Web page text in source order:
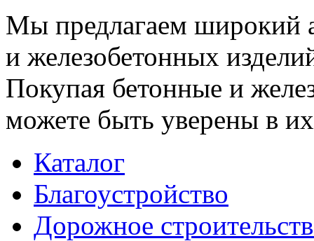
Мы предлагаем широкий
и железобетонных
Покупая бетонные и
можете быть уверены в их
Каталог
Благоустройство
Дорожное